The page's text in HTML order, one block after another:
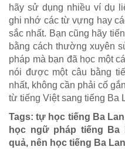
hãy sử dụng nhiều ví dụ
ghi nhớ các từ vựng hay
sắc nhất. Bạn cũng hãy
bằng cách thường xuyên
pháp mà bạn đã học một
nói được một câu bằng
nhất, không cần phải cố
từ tiếng Việt sang tiếng Ba
Tags: tự học tiếng Ba
học ngữ pháp tiếng Ba
quả, nên học tiếng Ba Lan